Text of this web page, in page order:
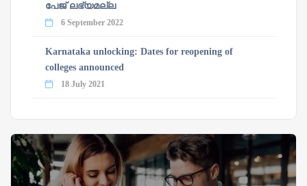
പേജ് ലഭ്യമല്ല
6 September 2022
Karnataka unlocking: Dates for reopening of
colleges announced
18 July 2021